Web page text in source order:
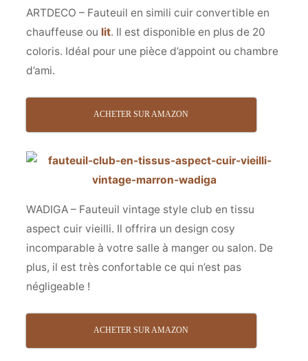
ARTDECO – Fauteuil en simili cuir convertible en
chauffeuse ou lit. Il est disponible en plus de 20
coloris. Idéal pour une pièce d’appoint ou chambre
d’ami.
ACHETER SUR AMAZON
WADIGA – Fauteuil vintage style club en tissu
aspect cuir vieilli. Il offrira un design cosy
incomparable à votre salle à manger ou salon. De
plus, il est très confortable ce qui n’est pas
négligeable !
ACHETER SUR AMAZON